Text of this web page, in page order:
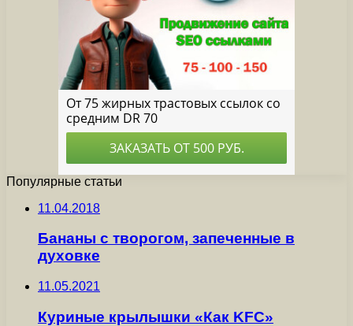
Популярные статьи
11.04.2018
Бананы с творогом, запеченные в
духовке
11.05.2021
Куриные крылышки «Как KFC»